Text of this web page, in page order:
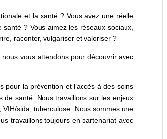
et la santé ? Vous avez une réelle
? Vous aimez les réseaux sociaux,
raconter, vulgariser et valoriser ?
vous attendons pour découvrir avec
pour la prévention et l’accès à des soins
de santé. Nous travaillons sur les enjeux
sida, tuberculose. Nous sommes une
travaillons toujours en partenariat avec